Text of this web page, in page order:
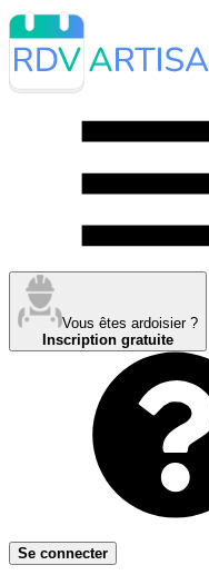
Vous êtes ardoisier ?
Inscription gratuite
Se connecter